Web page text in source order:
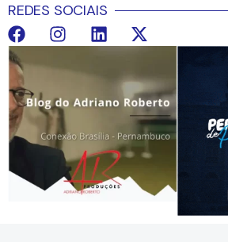
REDES SOCIAIS